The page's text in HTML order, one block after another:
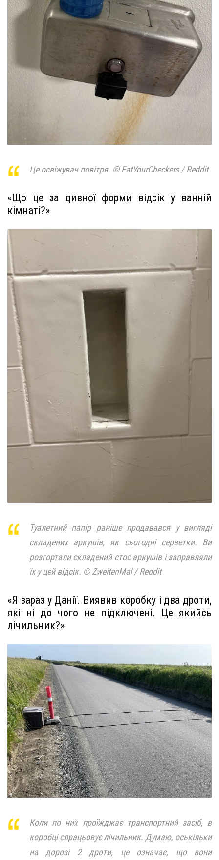
Це освіжувач повітря. © EatYourCheckers / Reddit
«Що це за дивної форми відсік у ванній
кімнаті?»
Туалетний папір раніше продавався у вигляді
складених аркушів, як сьогодні серветки. Ви
розгортали складений стос аркушів і заправляли
їх у цей відсік. © ZweitenMal / Reddit
«Я зараз у Данії. Виявив коробку і два дроти,
які ні до чого не підключені. Це якийсь
лічильник?»
Коли по них проїжджає транспортний засіб, в
коробці спрацьовує лічильник. Думаю, оськільки
на дорозі 2 дроти, це означає, що вони